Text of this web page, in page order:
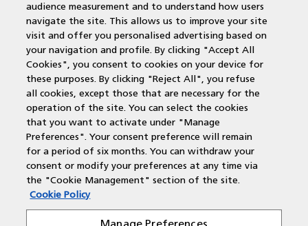
MFP
DocuWare
Duurzame printers
Wat is een multifunctional?
Laserprinter
Contactgegevens
Voor alle regio's zijn wij bereikbaar via:
T: 088 210 55 60
E: customercare@rbc-nederland.com
audience measurement and to understand how users
navigate the site. This allows us to improve your site
visit and offer you personalised advertising based on
your navigation and profile. By clicking "Accept All
Cookies", you consent to cookies on your device for
these purposes. By clicking "Reject All", you refuse
all cookies, except those that are necessary for the
operation of the site. You can select the cookies
that you want to activate under "Manage
Preferences". Your consent preference will remain
for a period of six months. You can withdraw your
consent or modify your preferences at any time via
the "Cookie Management" section of the site.
Cookie Policy